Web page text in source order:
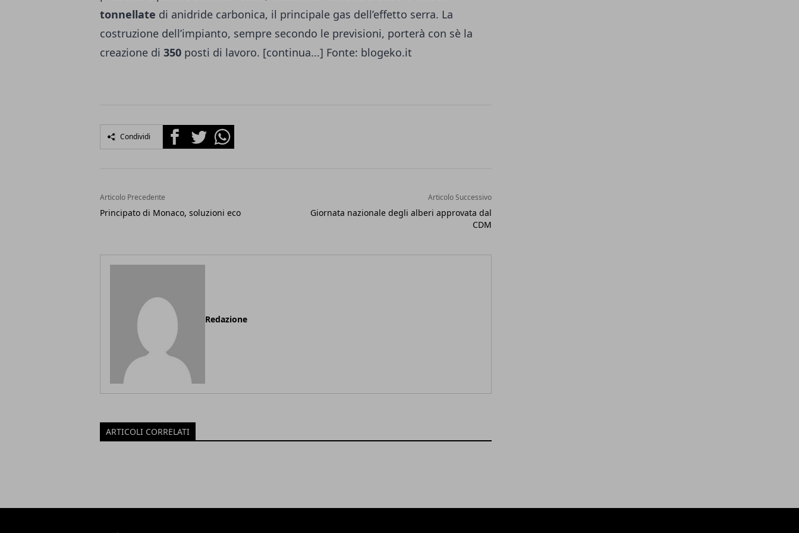
tonnellate di anidride carbonica, il principale gas dell’effetto serra. La
costruzione dell’impianto, sempre secondo le previsioni, porterà con sè la
creazione di 350 posti di lavoro. [continua...] Fonte: blogeko.it
Condividi FacebookTwitterWhatsapp
Articolo Precedente
Principato di Monaco, soluzioni eco
Articolo Successivo
Giornata nazionale degli alberi approvata dal
CDM
Redazione
ARTICOLI CORRELATI